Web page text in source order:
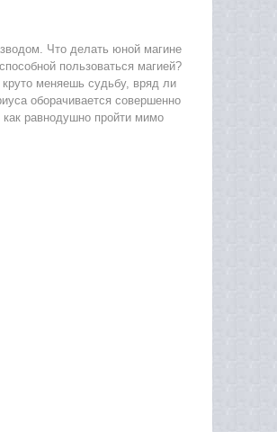
Что делать юной магине
пользоваться магией?
меняешь судьбу, вряд ли
оборачивается совершенно
равнодушно пройти мимо